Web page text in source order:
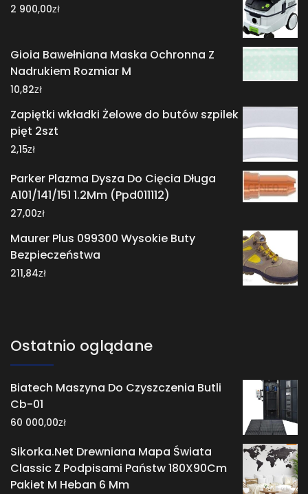
2 900,00zł
Gioia Bawełniana Maska Ochronna Z
Nadrukiem Rozmiar M
10,82zł
Zapiętki wkładki Żelowe do butów szpilek
pięt 2szt
2,15zł
Parker Plazma Dysza Do Cięcia Długa
A101/141/151 1.2Mm (Ppd011112)
27,00zł
Maurer Plus 099300 Wysokie Buty
Bezpieczeństwa
211,84zł
Ostatnio oglądane
Biatech Maszyna Do Czyszczenia Butli
Cb-01
60 000,00zł
Sikorka.Net Drewniana Mapa Świata
Classic Z Podpisami Państw 180X90Cm
Pakiet M Heban 6 Mm